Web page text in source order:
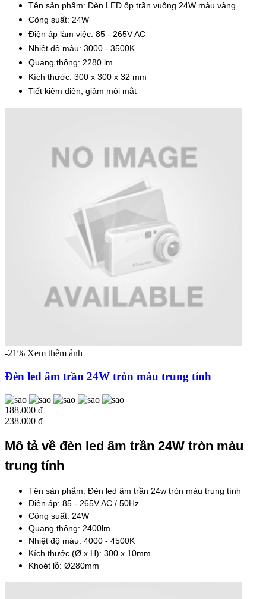
Tên sản phẩm: Đèn LED ốp trần vuông 24W màu vàng
Công suất: 24W
Điện áp làm việc: 85 - 265V AC
Nhiệt độ màu: 3000 - 3500K
Quang thông: 2280 lm
Kích thước: 300 x 300 x 32 mm
Tiết kiệm điện, giảm mỏi mắt
-21% Xem thêm ảnh
Đèn led âm trần 24W tròn màu trung tính
188.000 đ
238.000 đ
Mô tả về đèn led âm trần 24W tròn màu
trung tính
Tên sản phẩm: Đèn led âm trần 24w tròn màu trung tính
Điện áp: 85 - 265V AC / 50Hz
Công suất: 24W
Quang thông: 2400lm
Nhiệt độ màu: 4000 - 4500K
Kích thước (Ø x H): 300 x 10mm
Khoét lỗ: Ø280mm